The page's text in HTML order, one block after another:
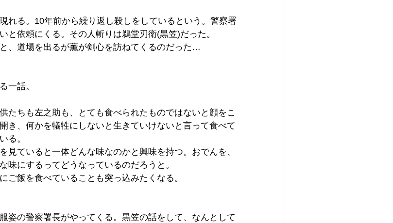
れる。10年前から繰り返し殺しをしているという。警察署
と依頼にくる。その人斬りは鵜堂刃衛(黒笠)だった。
、道場を出るが薫が剣心を訪ねてくるのだった…
一話。
たちも左之助も、とても食べられたものではないと顔をこ
き、何かを犠牲にしないと生きていけないと言って食べて
る。
ていると一体どんな味なのかと興味を持つ。おでんを、
味にするってどうなっているのだろうと。
飯を食べていることも突っ込みたくなる。
姿の警察署長がやってくる。黒笠の話をして、なんとして